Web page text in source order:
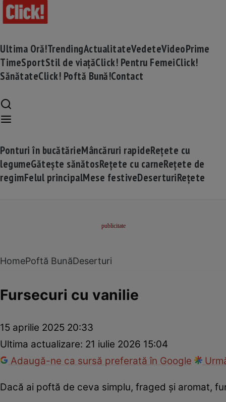
Ultima Oră!TrendingActualitateVedeteVideoPrime
TimeSportStil de viațăClick! Pentru FemeiClick!
SănătateClick! Poftă Bună!Contact
Ponturi în bucătărieMâncăruri rapideRețete cu
legumeGătește sănătosRețete cu carneRețete de
regimFelul principalMese festiveDeserturiRețete
HomePoftă BunăDeserturi
Fursecuri cu vanilie
15 aprilie 2025 20:33
Ultima actualizare: 21 iulie 2026 15:04
Adaugă-ne ca sursă preferată în Google
Dacă ai poftă de ceva simplu, fraged și aromat,